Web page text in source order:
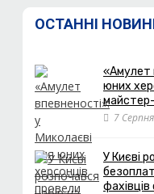
ОСТАННІ
«Амулет
юних
7
У Києві
фахівців